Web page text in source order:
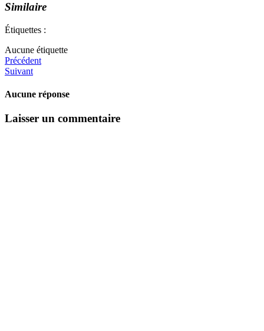
Similaire
Étiquettes :
Aucune étiquette
Précédent
Suivant
Aucune réponse
Laisser un commentaire